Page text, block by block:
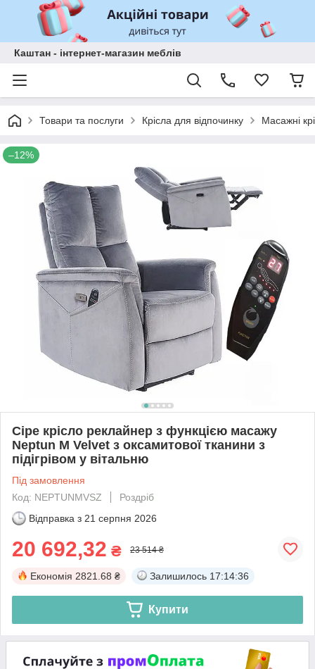
Каштан - інтернет-магазин меблів
Товари та послуги Крісла для відпочинку Масажні
–12%
Сіре крісло реклайнер з функцією масажу
Neptun M Velvet з оксамитової тканини з
підігрівом у вітальню
Під замовлення
Код: NEPTUNMVSZ
Роздріб
Відправка з 21 серпня 2026
20 692,32 ₴ 23 514 ₴
Економія 2821.68 ₴ Залишилось 17:14:35
Купити